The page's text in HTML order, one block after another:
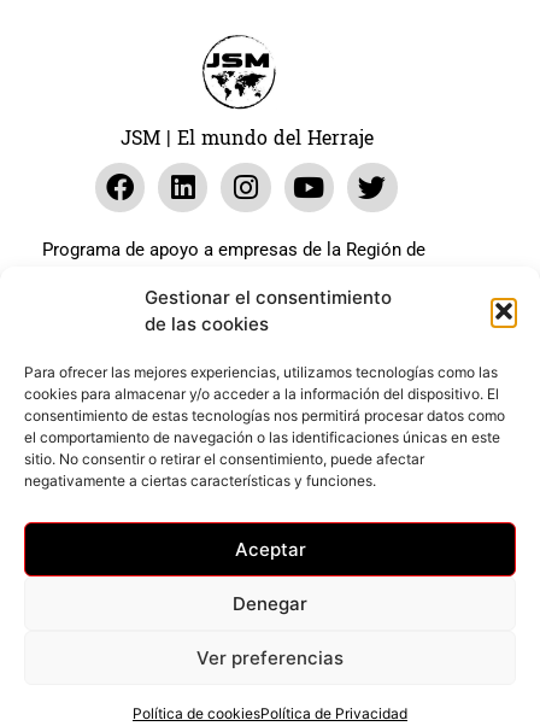
Gestionar el consentimiento
de las cookies
Para ofrecer las mejores experiencias, utilizamos tecnologías como las
cookies para almacenar y/o acceder a la información del dispositivo. El
consentimiento de estas tecnologías nos permitirá procesar datos como
el comportamiento de navegación o las identificaciones únicas en este
sitio. No consentir o retirar el consentimiento, puede afectar
negativamente a ciertas características y funciones.
Aceptar
Denegar
Ver preferencias
Política de cookiesPolítica de Privacidad
JSM | El mundo del Herraje
Programa de apoyo a empresas de la Región de
económica de la pandemia Covid-19. La línea Covid-19
coste cero cofinanciada por la unión europea.
Beneficiario: JSM El mundo del Herraje, S.L. ///
Expediente: 2020.07.COSI.0483
Web desarrollada gracias al Programa Kit Digital
–Accesibilidad–Cookies
© Todos los derechos reservados